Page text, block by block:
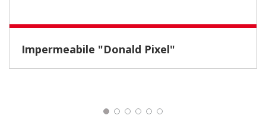
Impermeabile "Donald Pixel"